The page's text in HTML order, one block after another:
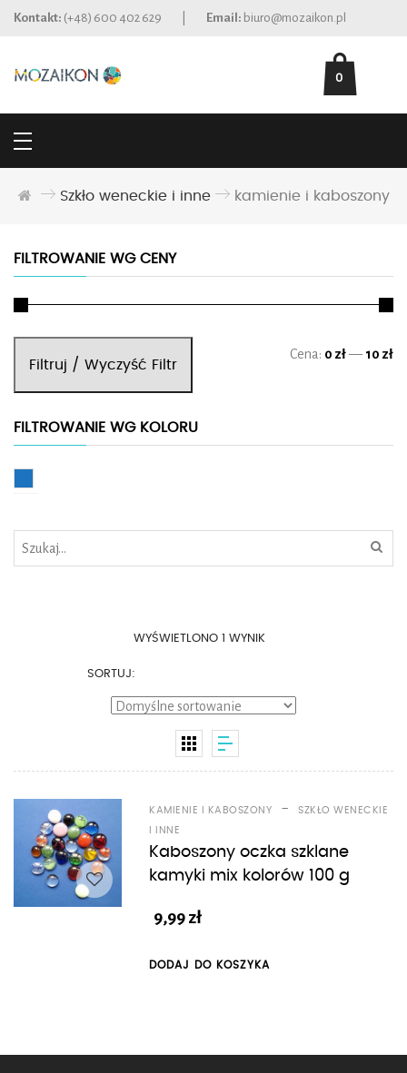
Kontakt: (+48) 600 402 629 Email: biuro@mozaikon.pl
0
Szkło weneckie i inne kamienie i kaboszony
FILTROWANIE WG CENY
Filtruj / Wyczyść Filtr
Cena: 0 zł— 10 zł
FILTROWANIE WG KOLORU
WYŚWIETLONO 1 WYNIK
SORTUJ:
KAMIENIE I KABOSZONY -
SZKŁO WENECKIE
I INNE
Kaboszony oczka szklane
kamyki mix kolorów 100 g
9,99zł
DODAJ DO KOSZYKA